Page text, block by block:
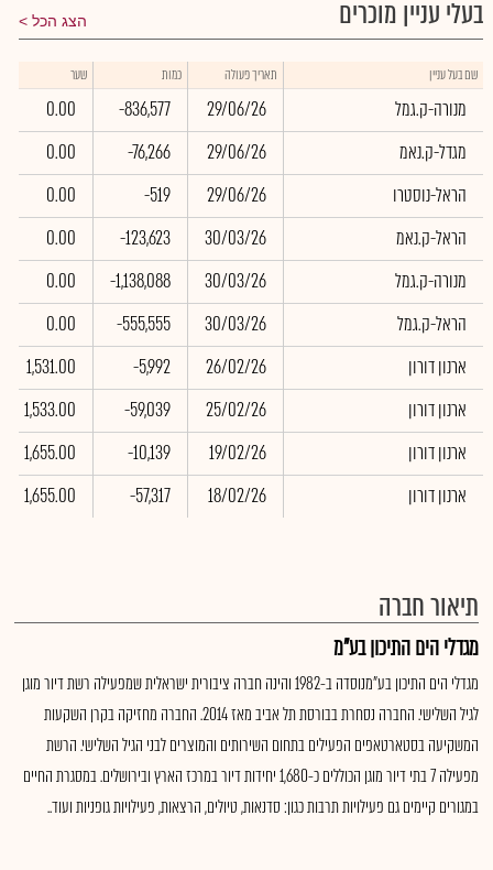
בעלי עניין מוכרים הצג הכל
שם בעל עניין תאריך פעולה כמות שער
מנורה-ק.גמל 29/06/26
-836,577
0.00
מגדל-ק.נאמ
29/06/26
-76,266
0.00
הראל-נוסטרו
29/06/26
-519
0.00
הראל-ק.נאמ
30/03/26
-123,623
0.00
מנורה-ק.גמל
30/03/26
-1,138,088
0.00
הראל-ק.גמל
30/03/26
-555,555
0.00
ארנון דורון
26/02/26
-5,992
1,531.00
ארנון דורון
25/02/26
-59,039
1,533.00
ארנון דורון
19/02/26
-10,139
1,655.00
ארנון דורון
18/02/26
-57,317
1,655.00
תיאור חברה
מגדלי הים התיכון בע"מ
מגדלי הים התיכון בע"מנוסדה ב-1982 והינה חברה ציבורית ישראלית שמפעילה רשת דיור מוגן
לגיל השלישי. החברה נסחרת בבורסת תל אביב מאז 2014. החברה מחזיקה בקרן השקעות
המשקיעה בסטארטאפים הפעילים בתחום השירותים והמוצרים לבני הגיל השלישי. הרשת
מפעילה 7 בתי דיור מוגן הכוללים כ-1,680 יחידות דיור במרכז הארץ ובירושלים. במסגרת החיים
במגורים קיימים גם פעילויות תרבות כגון: סדנאות, טיולים, הרצאות, פעילויות גופניות ועוד..